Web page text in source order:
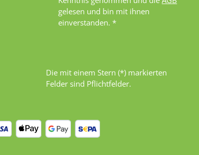
gelesen und bin mit ihnen
einverstanden. *
Die mit einem Stern (*) markierten
Felder sind Pflichtfelder.